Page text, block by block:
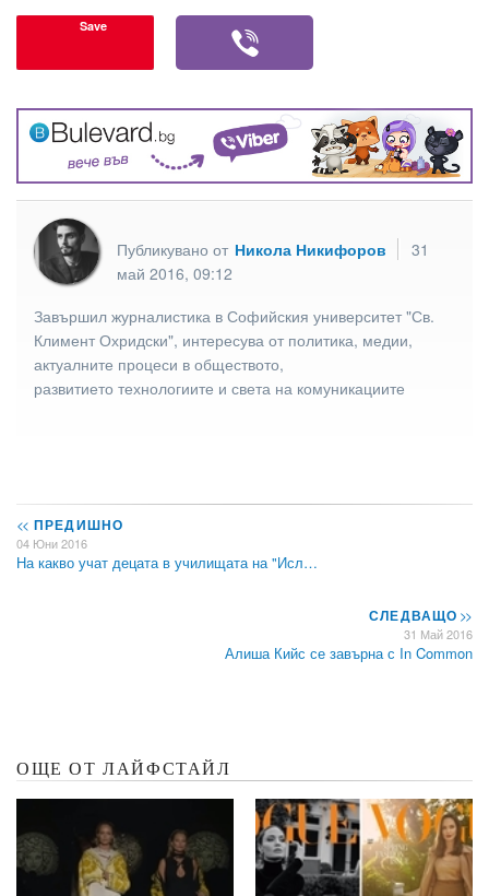
Save
Публикувано от Никола Никифоров
31
май 2016, 09:12
Завършил журналистика в Софийския университет "Св.
Климент Охридски", интересува от политика, медии,
актуалните процеси в обществото,
развитието технологиите и света на комуникациите
<< ПРЕДИШНО
04 Юни 2016
На какво учат децата в училищата на "Исл…
СЛЕДВАЩО>>
31 Май 2016
Алиша Кийс се завърна с In Common
ОЩЕ ОТ ЛАЙФСТАЙЛ